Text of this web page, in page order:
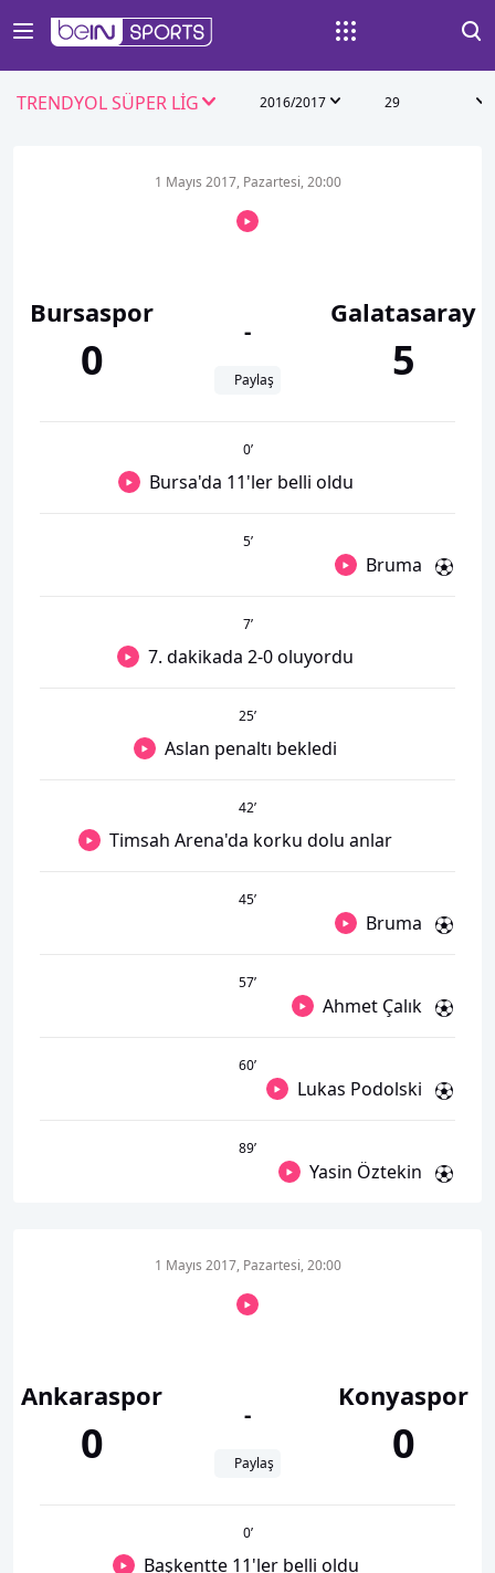
TRENDYOL SÜPER LİG 2016/2017 29
Bursaspor
0
1 Mayıs 2017, Pazartesi, 20:00
-
Paylaş
Galatasaray
5
0’
Bursa'da 11'ler belli oldu
5’
Bruma
7’
7. dakikada 2-0 oluyordu
25’
Aslan penaltı bekledi
42’
Timsah Arena'da korku dolu anlar
45’
Bruma
57’
Ahmet Çalık
60’
Lukas Podolski
89’
Yasin Öztekin
Ankaraspor
0
1 Mayıs 2017, Pazartesi, 20:00
-
Paylaş
Konyaspor
0
0’
Başkentte 11'ler belli oldu